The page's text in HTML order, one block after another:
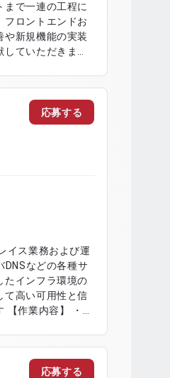
で一連の工程に
フロントエンドお
や新規機能の実装
ていただきま
適化提案
イス業務および運
DNSなどの各種サ
たインフラ環境の
て高い可用性と信
応募する
応募する